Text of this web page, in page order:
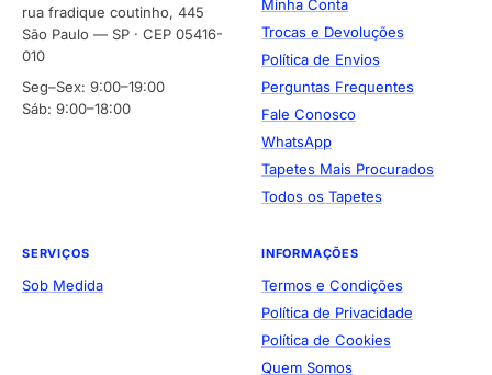
rua fradique coutinho, 445
São Paulo — SP · CEP 05416-
010
Seg–Sex: 9:00–19:00
Sáb: 9:00–18:00
Minha Conta
Trocas e Devoluções
Política de Envios
Perguntas Frequentes
Fale Conosco
WhatsApp
Tapetes Mais Procurados
Todos os Tapetes
SERVIÇOS
Sob Medida
INFORMAÇÕES
Termos e Condições
Política de Privacidade
Política de Cookies
Quem Somos